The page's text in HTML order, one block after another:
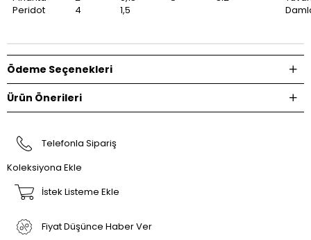
Peridot
4
1,5
Ödeme Seçenekleri
Ürün Önerileri
Telefonla Sipariş
Koleksiyona Ekle
İstek Listeme Ekle
Fiyat Düşünce Haber Ver